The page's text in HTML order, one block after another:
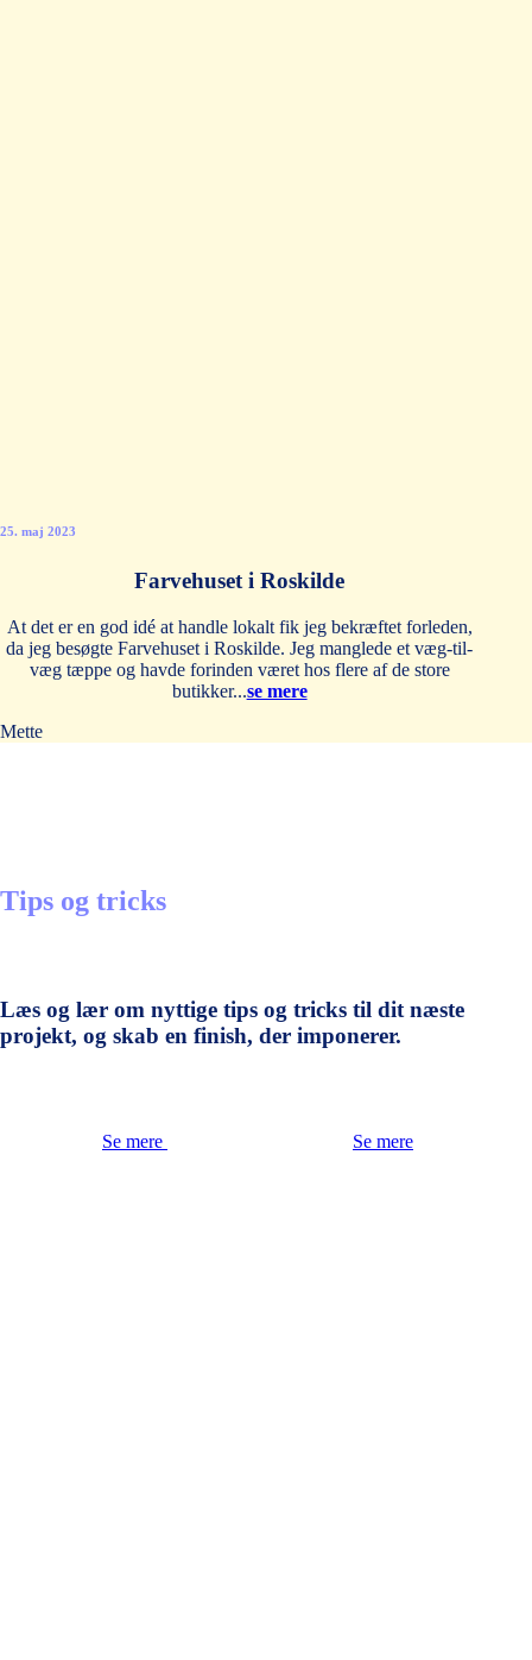
25. maj 2023
Farvehuset i Roskilde
At det er en god idé at handle lokalt fik jeg bekræftet forleden,
da jeg besøgte Farvehuset i Roskilde. Jeg manglede et væg-til-
væg tæppe og havde forinden været hos flere af de store
butikker...se mere
Mette
Tips og tricks
Læs og lær om nyttige tips og tricks til dit næste
projekt, og skab en finish, der imponerer.
Se mere Se mere